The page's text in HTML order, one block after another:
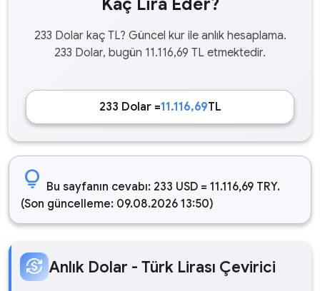
Kaç Lira Eder?
233 Dolar kaç TL? Güncel kur ile anlık hesaplama.
233 Dolar, bugün 11.116,69 TL etmektedir.
233 Dolar =11.116,69TL
lightbulb Bu sayfanın cevabı: 233 USD = 11.116,69 TRY.
(Son güncelleme: 09.08.2026 13:50)
currency_exchange Anlık Dolar - Türk Lirası Çevirici